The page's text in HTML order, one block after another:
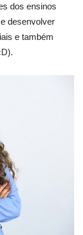
dos ensinos
desenvolver
e também